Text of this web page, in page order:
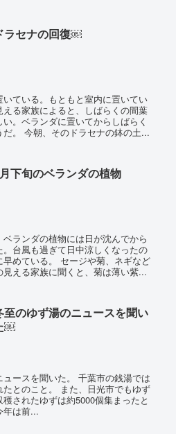
ラセナの回復￼
いている。もともと室内に置いてい
る家族によると、しばらくの間葉
。ベランダに置いてからしばらく
。 今朝、そのドラセナの鉢の土...
下旬のベランダの植物
ランダの植物には日が沈んでから
台風も過ぎて日中涼しくなったの
めている。 セージや菊、ネギなど
える家族に聞くと、菊は薄い紫...
至のゆず湯のニュースを聞い
￼
ースを聞いた。 千葉市の銭湯では
とのこと。 また、日光市でもゆず
されたゆずは約5000個集まったと
年は前...